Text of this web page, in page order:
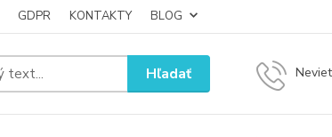
GDPR KONTAKTY BLOG
Hľadať